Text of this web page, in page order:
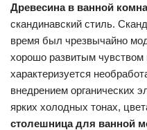
Древесина в ванной
скандинавский стиль.
время был чрезвычайно
хорошо развитым чувством
характеризуется
внедрением органических
ярких холодных тонах,
столешница для ванной